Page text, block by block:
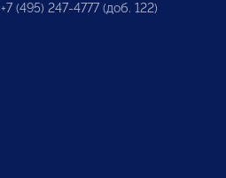
+7 (495) 247-4777 (доб. 122)